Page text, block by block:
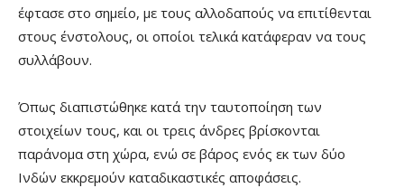
έφτασε στο σημείο, με τους αλλοδαπούς να επιτίθενται
στους ένστολους, οι οποίοι τελικά κατάφεραν να τους
συλλάβουν.
​Όπως διαπιστώθηκε κατά την ταυτοποίηση των
στοιχείων τους, και οι τρεις άνδρες βρίσκονται
παράνομα στη χώρα, ενώ σε βάρος ενός εκ των δύο
Ινδών εκκρεμούν καταδικαστικές αποφάσεις.